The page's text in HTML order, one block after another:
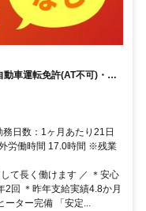
車運転免許(AT不可)・自
実績）｜年間休日123日
日数：1ヶ月あたり21日
労働時間 17.0時間 ※残業
て長く働けます ／ ＊安心
2回 ＊昨年支給実績4.8か月
ター完備 「安定...